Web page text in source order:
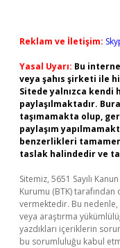
Reklam ve İletişim:
Yasal Uyarı: Bu
veya şahıs şirketi ile
Sitede yalnızca kendi
paylaşılmaktadır.
taşımamakta olup,
paylaşım
benzerlikleri
taslak halindedir ve
Sitemiz, 5651 Sayılı
Kurumu (BTK) tarafından
vermektedir. Bu
veya araştırma
yazdıkları içeriklerin
bu sorumluluğu kabul